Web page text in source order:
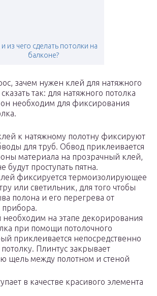
и из чего сделать потолки на
балконе?
зачем нужен клей для натяжного
так: для натяжного потолка
необходим для фиксирования
к натяжному полотну фиксируют
для труб. Обвод приклеивается
материала на прозрачный клей,
будут проступать пятна.
фиксируется термоизолирующее
или светильник, для того чтобы
полона и его перегрева от
прибора.
необходим на этапе декорирования
при помощи потолочного
приклеивается непосредственно
Плинтус закрывает
щель между полотном и стеной
в качестве красивого элемента